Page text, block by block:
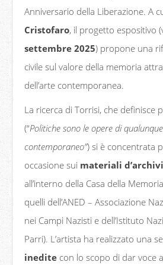
Anniversario della Liberazione. A
Cristofaro, il progetto espositivo
settembre 2025) propone una
civile sul valore della memoria
dell’arte contemporanea.
La ricerca di Torrisi, che definisce
(“Politiche sono le opere di
contemporaneo”) si è concentrata
occasione sui materiali
all’interno della Casa della
quelli dell’ANED – Associazione
nei Campi Nazisti e dell’Istituto
Parri). L’artista ha realizzato una
inedite con lo scopo di dar voce